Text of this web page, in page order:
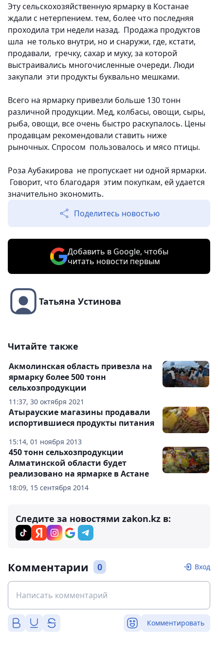
Эту сельскохозяйственную ярмарку в Костанае
ждали с нетерпением. тем, более что последняя
проходила три недели назад. Продажа продуктов
шла не только внутри, но и снаружи, где, кстати,
продавали, гречку, сахар и муку, за которой
выстраивались многочисленные очереди. Люди
закупали эти продукты буквально мешками.
Всего на ярмарку привезли больше 130 тонн
различной продукции. Мед, колбасы, овощи, сыры,
рыба, овощи, все очень быстро раскупалось. Цены
продавцам рекомендовали ставить ниже
рыночных. Спросом пользовалось и мясо птицы.
Роза Аубакирова не пропускает ни одной ярмарки.
Говорит, что благодаря этим покупкам, ей удается
значительно экономить.
Поделитесь новостью
Добавить в Google, чтобы
читать новости первым
Татьяна Устинова
Читайте также
11:37, 30 октября 2021
Акмолинская область привезла на
ярмарку более 500 тонн
сельхозпродукции
15:14, 01 ноября 2013
Атырауские магазины продавали
испортившиеся продукты питания
18:09, 15 сентября 2014
450 тонн сельхозпродукции
Алматинской области будет
реализовано на ярмарке в Астане
Следите за новостями zakon.kz в:
Комментарии 0 Вход
Комментировать